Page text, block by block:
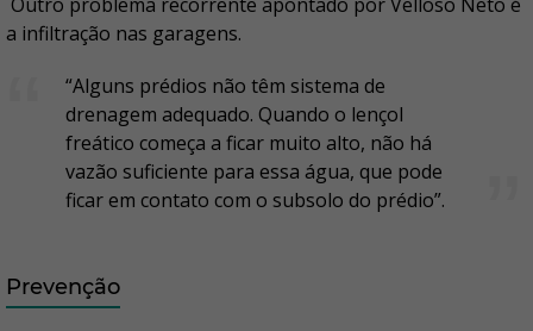
a infiltração nas garagens.
“Alguns prédios não têm sistema de
drenagem adequado. Quando o lençol
freático começa a ficar muito alto, não há
vazão suficiente para essa água, que pode
ficar em contato com o subsolo do prédio”.
Prevenção